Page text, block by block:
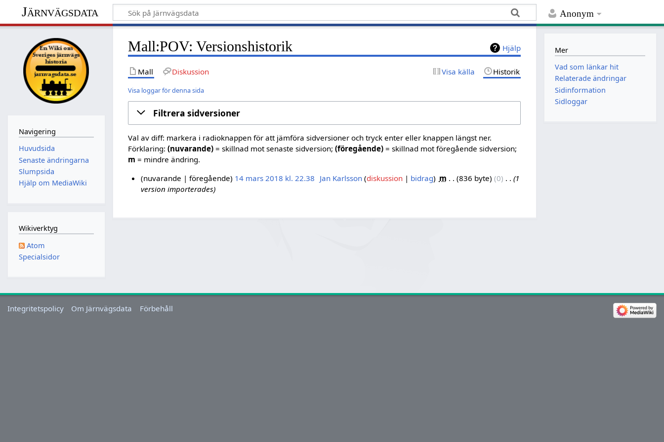
Anonym
Järnvägsdata
Hjälp
Mall:POV: Versionshistorik
Mall Diskussion Visa källa Historik
Visa loggar för denna sida
Filtrera sidversioner
Val av diff: markera i radioknappen för att jämföra sidversioner och tryck enter eller knappen längst ner.
Förklaring:(nuvarande) = skillnad mot senaste sidversion;(föregående) = skillnad mot föregående sidversion;
m = mindre ändring.
8
nuvarande föregående 14 mars 2018 kl. 22.38 Jan Karlsson diskussion bidrag m 836 byte 0
1
version importerades
Navigering
Huvudsida
Senaste ändringarna
Slumpsida
Hjälp om MediaWiki
Wikiverktyg
Atom
Specialsidor
Mer
Vad som länkar hit
Relaterade ändringar
Sidinformation
Sidloggar
Integritetspolicy Om Järnvägsdata Förbehåll